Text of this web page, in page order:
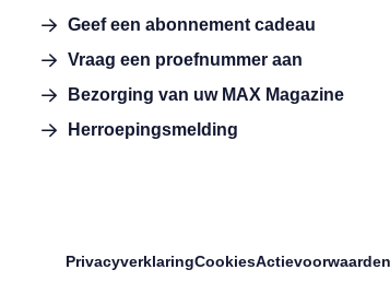
Geef een abonnement cadeau
Vraag een proefnummer aan
Bezorging van uw MAX Magazine
Herroepingsmelding
PrivacyverklaringCookiesActievoorwaarden